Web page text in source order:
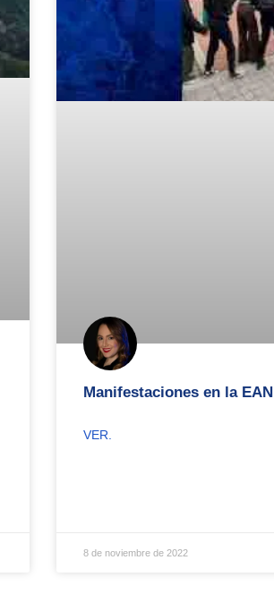
Manifestaciones en la EAN
VER.
8 de noviembre de 2022